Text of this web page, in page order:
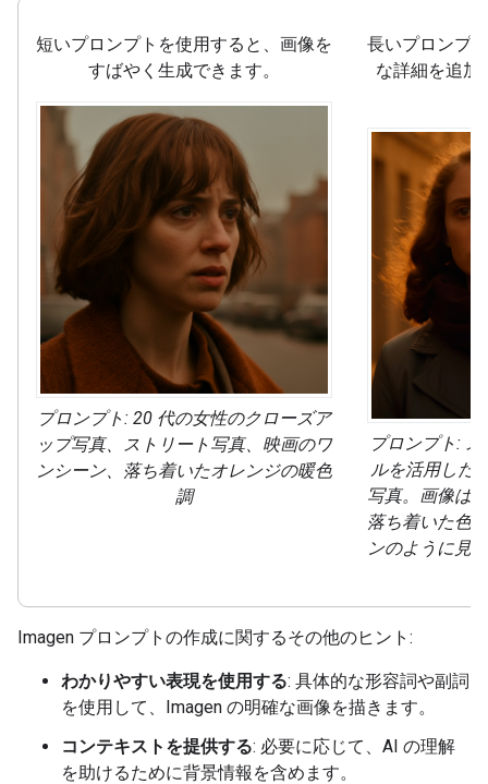
短いプロンプトを使用すると、画像を
すばやく生成できます。
プロンプト: 20 代の女性のクローズア
ップ写真、ストリート写真、映画のワ
ンシーン、落ち着いたオレンジの暖色
調
長いプロンプ
な詳細を追加
プロンプト:
ルを活用した
写真。画像は
落ち着いた色
ンのように見
Imagen プロンプトの作成に関するその他のヒント:
わかりやすい表現を使用する: 具体的な形容詞や副詞
を使用して、Imagen の明確な画像を描きます。
コンテキストを提供する: 必要に応じて、AI の理解
を助けるために背景情報を含めます。